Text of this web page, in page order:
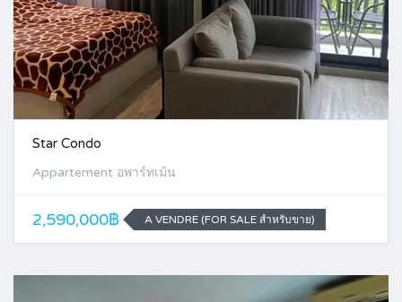
Star Condo
Appartement อพาร์ทเม้น
2,590,000฿ A VENDRE (FOR SALE สำหรับขาย)